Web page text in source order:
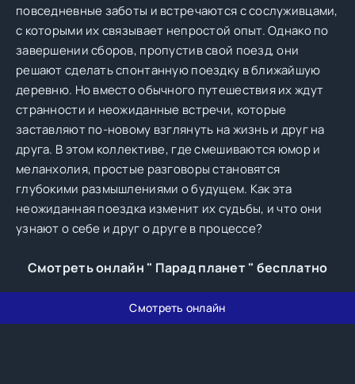
повседневные заботы и встречаются с сослуживцами,
с которыми их связывает непростой опыт. Однако по
завершении сборов, пропустив свой поезд, они
решают сделать спонтанную поездку в ближайшую
деревню. Но вместо обычного путешествия их ждут
странности и неожиданные встречи, которые
заставляют по-новому взглянуть на жизнь и друг на
друга. В этом коллективе, где смешиваются юмор и
меланхолия, простые разговоры становятся
глубокими размышлениями о будущем. Как эта
неожиданная поездка изменит их судьбы, и что они
узнают о себе и друг о друге в процессе?
Смотреть онлайн " Парад планет " бесплатно
Смотреть онлайн